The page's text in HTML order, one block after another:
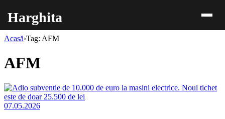
Harghita
Acasă›Tag: AFM
AFM
07.05.2026